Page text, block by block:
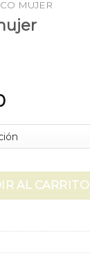
MUJER
AL CARRITO